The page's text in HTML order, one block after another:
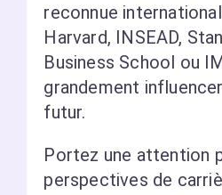
reconnue
Harvard, INSEAD,
Business School ou
grandement
futur.
Portez une attention
perspectives de